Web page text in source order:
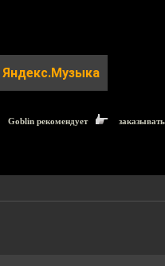
Яндекс.Музыка
Goblin рекомендует заказывать